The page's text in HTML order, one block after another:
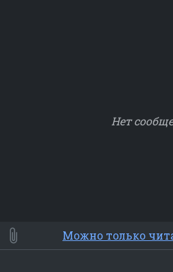
Нет
⭐ Мои Smile
Смайлики
Люди Животные
Можно только